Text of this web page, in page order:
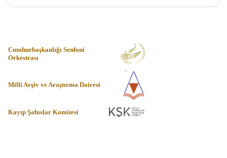
Cumhurbaşkanlığı Senfoni
Orkestrası
Milli Arşiv ve Araştırma Dairesi
Kayıp Şahıslar Komitesi